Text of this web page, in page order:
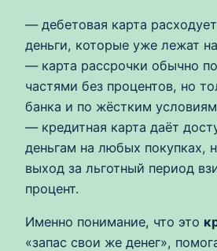
— дебетовая карта
деньги, которые уже лежат
— карта рассрочки обычно
частями без процентов, но
банка и по жёстким
— кредитная карта даёт
деньгам на любых покупках,
выход за льготный период
процент.
Именно понимание, что это
«запас свои же денег»,